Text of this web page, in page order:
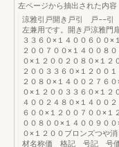
左ページから抽出された内容
涼雅引戸開き戸引 戸−−引
左兼用です。開き戸涼雅門
３３６０×１４００６００×
２００７００×１４００８
０×１２００２０８０×１２
２００３３６０×１２００
２０８０×１４００２７６
０×１２００３３６０×１２
４００２４８０×１４００
６００×１２００７００×１
００８００×１４００９０
０×１２００ブロンズつや
材名称価 格記 号記 号価